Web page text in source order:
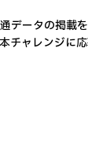
データの掲載
チャレンジに